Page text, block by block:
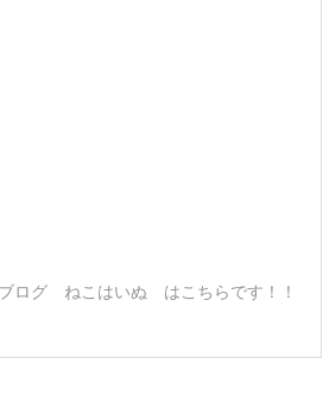
ログ ねこはいぬ はこちらです！！